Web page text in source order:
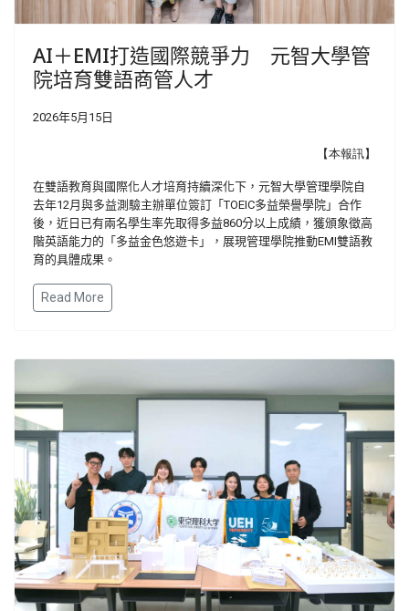
AI＋EMI打造國際競爭力 元智大學管
院培育雙語商管人才
2026年5月15日
【本報訊】
在雙語教育與國際化人才培育持續深化下，元智大學管理學院自
去年12月與多益測驗主辦單位簽訂「TOEIC多益榮譽學院」合作
後，近日已有兩名學生率先取得多益860分以上成績，獲頒象徵高
階英語能力的「多益金色悠遊卡」，展現管理學院推動EMI雙語教
育的具體成果。
Read More